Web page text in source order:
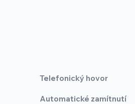
Telefonický hovor
Automatické zamítnutí